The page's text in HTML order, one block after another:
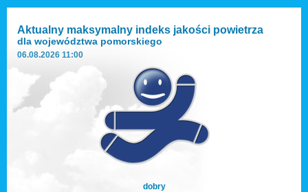
Aktualny maksymalny indeks jakości powietrza
dla województwa pomorskiego
06.08.2026 11:00
dobry